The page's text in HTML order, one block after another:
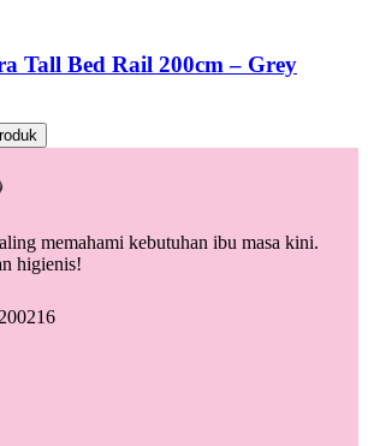
Tall Bed Rail 200cm – Grey
memahami kebutuhan ibu masa kini.
higienis!